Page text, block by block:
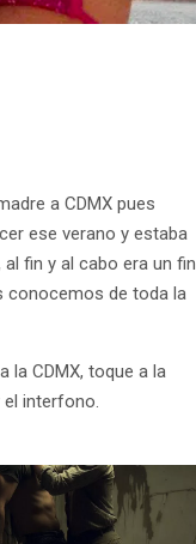
a CDMX pues
ese verano y estaba
fin y al cabo era un fin
conocemos de toda la
la CDMX, toque a la
el interfono.